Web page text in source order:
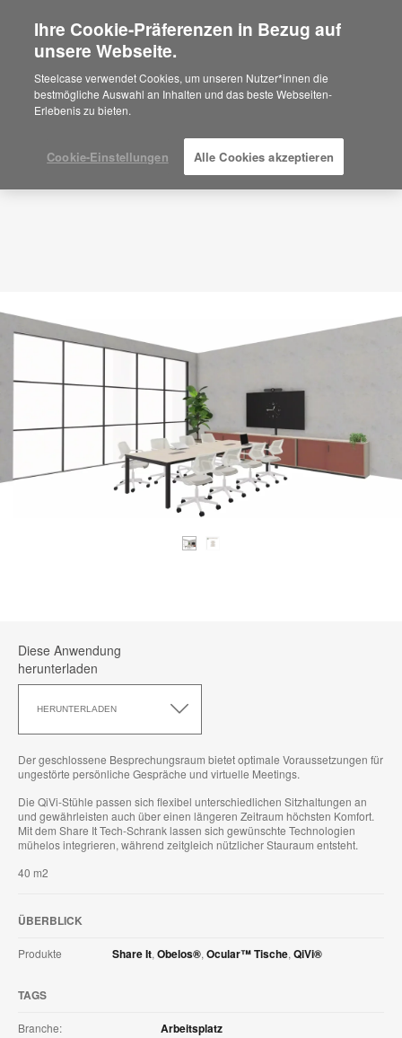
Are you in United States?
Would you like to see Products we sell in
your region?
Americas
Español
Planungsidee
ID: GG7SD8NY
Diese Anwendung
herunterladen
HERUNTERLADEN
Anwendung
Der geschlossene Besprechungsraum bietet optimale Voraussetzungen für
ungestörte persönliche Gespräche und virtuelle Meetings. ​
Die QiVi-Stühle passen sich flexibel unterschiedlichen Sitzhaltungen an
und gewährleisten auch über einen längeren Zeitraum höchsten Komfort.
Mit dem Share It Tech-Schrank lassen sich gewünschte Technologien
mühelos integrieren, während zeitgleich nützlicher Stauraum entsteht.
40 m2
ÜBERBLICK
Produkte Share It, Obelos®, Ocular™ Tische, QiVi®
TAGS
Branche: Arbeitsplatz
Ihre Cookie-Präferenzen in Bezug auf
unsere Webseite.
Steelcase verwendet Cookies, um unseren Nutzer*innen die
bestmögliche Auswahl an Inhalten und das beste Webseiten-
Erlebenis zu bieten.
Cookie-Einstellungen Alle Cookies akzeptieren